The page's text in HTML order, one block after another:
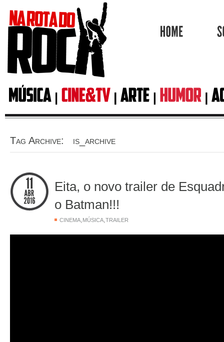
Tag Archive: is_archive
Eita, o novo trailer de
o Batman!!!
CINEMA, MÚSICA,TRAILER